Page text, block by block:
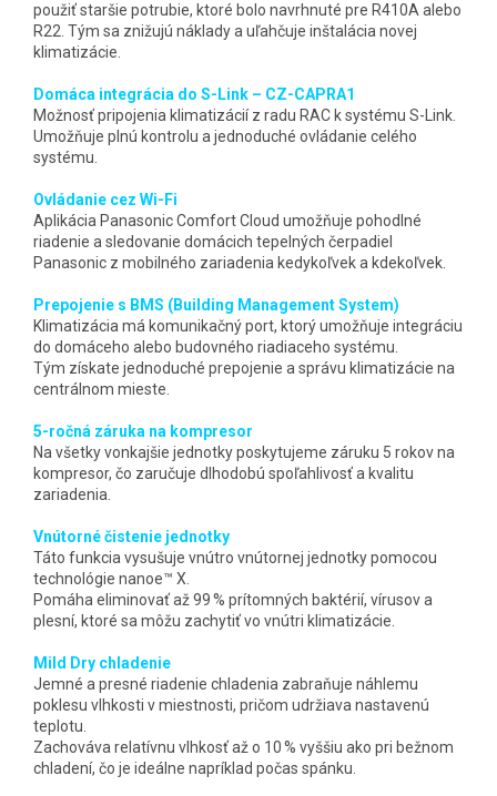
použiť staršie potrubie, ktoré bolo navrhnuté pre R410A alebo
R22. Tým sa znižujú náklady a uľahčuje inštalácia novej
klimatizácie.
Domáca integrácia do S-Link – CZ-CAPRA1
Možnosť pripojenia klimatizácií z radu RAC k systému S-Link.
Umožňuje plnú kontrolu a jednoduché ovládanie celého
systému.
Ovládanie cez Wi-Fi
Aplikácia Panasonic Comfort Cloud umožňuje pohodlné
riadenie a sledovanie domácich tepelných čerpadiel
Panasonic z mobilného zariadenia kedykoľvek a kdekoľvek.
Prepojenie s BMS (Building Management System)
Klimatizácia má komunikačný port, ktorý umožňuje integráciu
do domáceho alebo budovného riadiaceho systému.
Tým získate jednoduché prepojenie a správu klimatizácie na
centrálnom mieste.
5-ročná záruka na kompresor
Na všetky vonkajšie jednotky poskytujeme záruku 5 rokov na
kompresor, čo zaručuje dlhodobú spoľahlivosť a kvalitu
zariadenia.
Vnútorné čistenie jednotky
Táto funkcia vysušuje vnútro vnútornej jednotky pomocou
technológie nanoe™ X.
Pomáha eliminovať až 99 % prítomných baktérií, vírusov a
plesní, ktoré sa môžu zachytiť vo vnútri klimatizácie.
Mild Dry chladenie
Jemné a presné riadenie chladenia zabraňuje náhlemu
poklesu vlhkosti v miestnosti, pričom udržiava nastavenú
teplotu.
Zachováva relatívnu vlhkosť až o 10 % vyššiu ako pri bežnom
chladení, čo je ideálne napríklad počas spánku.